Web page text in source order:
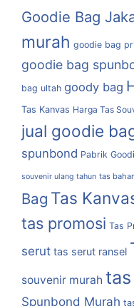
Goodie Bag
murah goodie bag
goodie bag
bag ultah goody bag
Tas Kanvas Harga Tas
jual goodie
spunbond Pabrik
souvenir ulang tahun tas
Bag Tas
tas promosi Tas
serut tas serut ransel
souvenir murah
Spunbond Murah